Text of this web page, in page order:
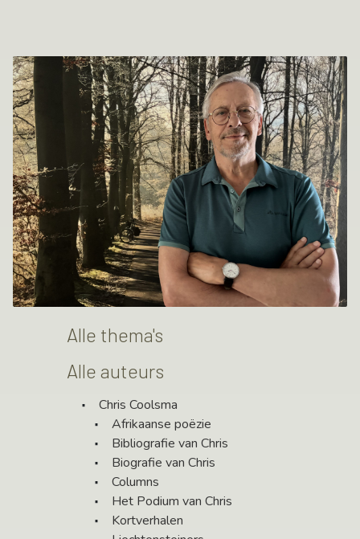
Alle thema's
Alle auteurs
Chris Coolsma
Afrikaanse poëzie
Bibliografie van Chris
Biografie van Chris
Columns
Het Podium van Chris
Kortverhalen